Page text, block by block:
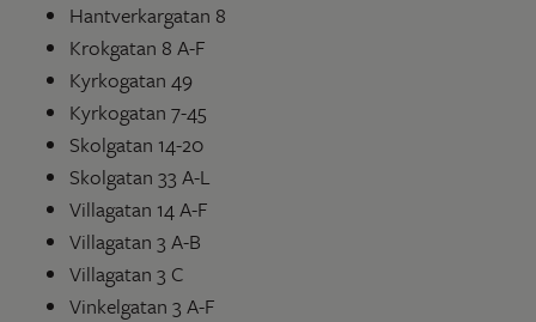
Hantverkargatan 8
Krokgatan 8 A-F
Kyrkogatan 49
Kyrkogatan 7-45
Skolgatan 14-20
Skolgatan 33 A-L
Villagatan 14 A-F
Villagatan 3 A-B
Villagatan 3 C
Vinkelgatan 3 A-F